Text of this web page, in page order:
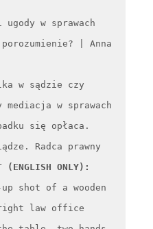
w sprawach
| Anna
w sądzie czy
mediacja w sprawach
się opłaca.
Radca prawny
(ENGLISH ONLY):
shot of a wooden
law office